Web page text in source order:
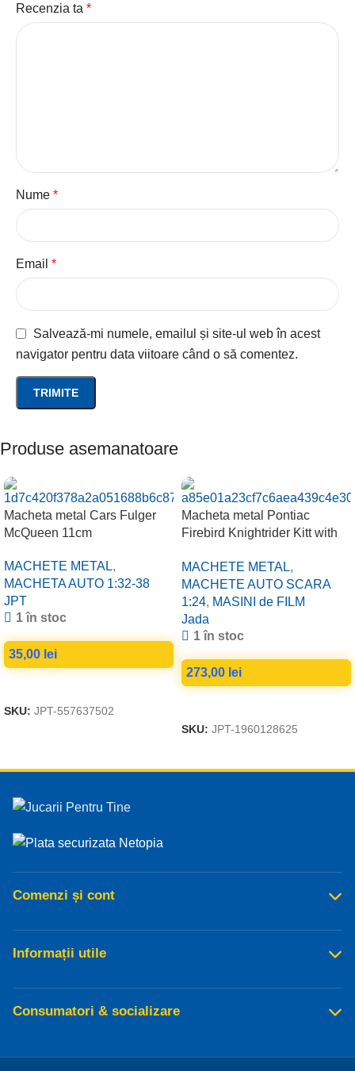
Recenzia ta *
Nume *
Email *
Salvează-mi numele, emailul și site-ul web în acest
navigator pentru data viitoare când o să comentez.
Produse asemanatoare
Macheta metal Cars Fulger
McQueen 11cm
MACHETE METAL,
MACHETA AUTO 1:32-38
JPT
1 în stoc
35,00 lei
SKU: JPT-557637502
Macheta metal Pontiac
Firebird Knightrider Kitt with
hood, black 1/24
MACHETE METAL,
MACHETE AUTO SCARA
1:24, MASINI de FILM
Jada
1 în stoc
273,00 lei
SKU: JPT-1960128625
Comenzi și cont
Informații utile
Consumatori & socializare